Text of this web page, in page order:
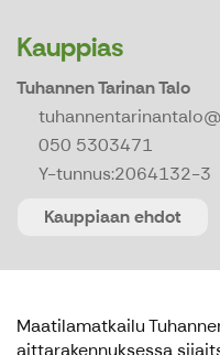
Kauppias
Tuhannen Tarinan Talo
050 5303471
Y-tunnus:2064132-3
Kauppiaan ehdot
Maatilamatkailu